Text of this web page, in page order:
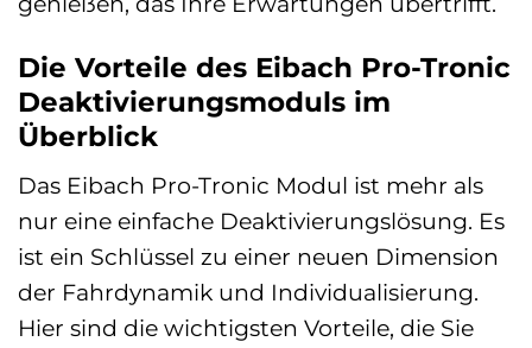
Die Vorteile des Eibach Pro-Tronic
Deaktivierungsmoduls im
Überblick
Das Eibach Pro-Tronic Modul ist mehr als
nur eine einfache Deaktivierungslösung. Es
ist ein Schlüssel zu einer neuen Dimension
der Fahrdynamik und Individualisierung.
Hier sind die wichtigsten Vorteile, die Sie